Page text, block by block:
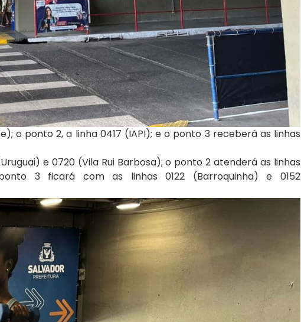
o ponto 2, a linha 0417 (IAPI); e o ponto 3 receberá as linhas
e 0720 (Vila Rui Barbosa); o ponto 2 atenderá as linhas
3 ficará com as linhas 0122 (Barroquinha) e 0152